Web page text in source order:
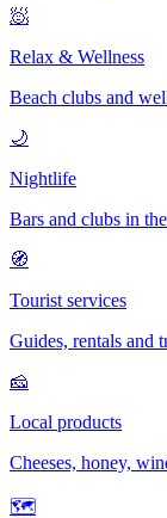
🧖
Relax & Wellness
Beach clubs and
🌙
Nightlife
Bars and clubs in
🧭
Tourist services
Guides, rentals and
🧀
Local products
Cheeses, honey,
🗺